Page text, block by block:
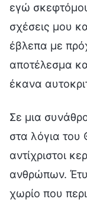
εγώ
σχέσεις μου
έβλεπα με
αποτέλεσμα
έκανα
Σε μια
στα λόγια
αντίχριστοι
ανθρώπων.
χωρίο που